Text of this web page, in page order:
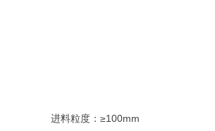
进料粒度：≥100mm